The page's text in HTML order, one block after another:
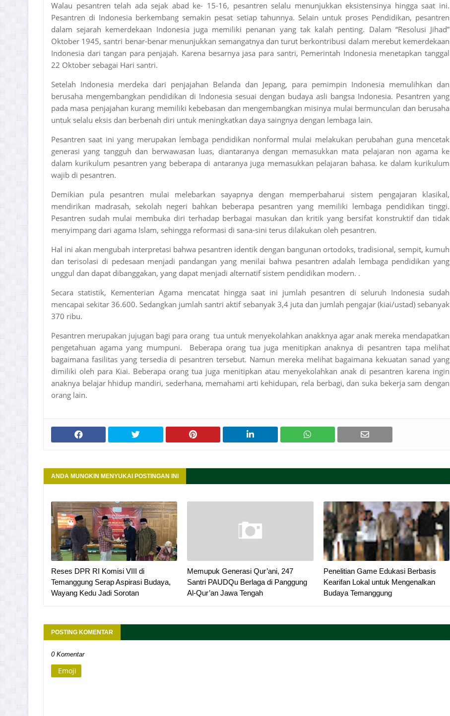
Walau pesantren telah ada sejak abad ke- 15-16, pesantren selalu menunjukkan eksistensinya hingga saat ini.
Pesantren di Indonesia berkembang semakin pesat setiap tahunnya. Selain untuk proses Pendidikan, pesantren
dalam sejarah kemerdekaan Indonesia juga memiliki penanan yang tak kalah penting. Dalam “Resolusi Jihad”
Oktober 1945, santri benar-benar menunjukkan semangatnya dan turut berkontribusi dalam merebut kemerdekaan
Indonesia dari tangan para penjajah. Karena besarnya jasa para santri, Pemerintah Indonesia menetapkan tanggal
22 Oktober sebagai Hari santri.
Setelah Indonesia merdeka dari penjajahan Belanda dan Jepang, para pemimpin Indonesia memulihkan dan
berusaha mengembangkan pendidikan di Indonesia sesuai dengan budaya asli bangsa Indonesia. Pesantren yang
pada masa penjajahan kurang memiliki kebebasan dan mengembangkan misinya mulai bermunculan dan berusaha
untuk selalu eksis dan berbenah diri untuk meningkatkan daya saingnya dengan lembaga lain.
Pesantren saat ini yang merupakan lembaga pendidikan nonformal mulai melakukan perubahan guna mencetak
generasi yang tangguh dan berwawasan luas, diantaranya dengan memasukkan mata pelajaran non agama ke
dalam kurikulum pesantren yang beberapa di antaranya juga memasukkan pelajaran bahasa. ke dalam kurikulum
wajib di pesantren.
Demikian pula pesantren mulai melebarkan sayapnya dengan memperbaharui sistem pengajaran klasikal,
mendirikan madrasah, sekolah negeri bahkan beberapa pesantren yang memiliki lembaga pendidikan tinggi.
Pesantren sudah mulai membuka diri terhadap berbagai masukan dan kritik yang bersifat konstruktif dan tidak
menyimpang dari agama Islam, sehingga reformasi di sana-sini terus dilakukan oleh pesantren.
Hal ini akan mengubah interpretasi bahwa pesantren identik dengan bangunan ortodoks, tradisional, sempit, kumuh
dan terisolasi di pedesaan menjadi pandangan yang menilai bahwa pesantren adalah lembaga pendidikan yang
unggul dan dapat dibanggakan, yang dapat menjadi alternatif sistem pendidikan modern. .
Secara statistik, Kementerian Agama mencatat hingga saat ini jumlah pesantren di seluruh Indonesia sudah
mencapai sekitar 36.600. Sedangkan jumlah santri aktif sebanyak 3,4 juta dan jumlah pengajar (kiai/ustad) sebanyak
370 ribu.
Pesantren merupakan jujugan bagi para orang tua untuk menyekolahkan anakknya agar anak mereka mendapatkan
pengetahuan agama yang mumpuni. Beberapa orang tua juga menitipkan anaknya di pesantren tapa melihat
bagaimana fasilitas yang tersedia di pesantren tersebut. Namun mereka melihat bagaimana kekuatan sanad yang
dimiliki oleh para Kiai. Beberapa orang tua juga menitipkan atau menyekolahkan anak di pesantren karena ingin
anaknya belajar hhidup mandiri, sederhana, memahami arti kehidupan, rela berbagi, dan suka bekerja sam dengan
orang lain.
ANDA MUNGKIN MENYUKAI POSTINGAN INI
Reses DPR RI Komisi VIII di
Temanggung Serap Aspirasi Budaya,
Wayang Kedu Jadi Sorotan
Memupuk Generasi Qur’ani, 247
Santri PAUDQu Berlaga di Panggung
Al-Qur’an Jawa Tengah
Penelitian Game Edukasi Berbasis
Kearifan Lokal untuk Mengenalkan
Budaya Temanggung
POSTING KOMENTAR
0 Komentar
Emoji